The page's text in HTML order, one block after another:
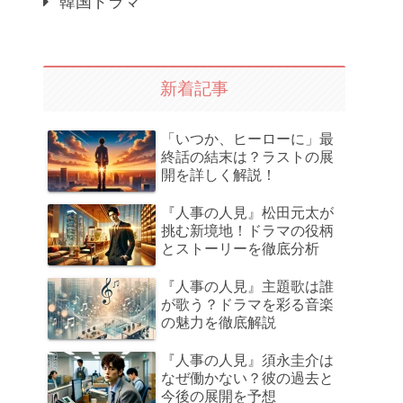
新着記事
「いつか、ヒーローに」最
終話の結末は？ラストの展
開を詳しく解説！
『人事の人見』松田元太が
挑む新境地！ドラマの役柄
とストーリーを徹底分析
『人事の人見』主題歌は誰
が歌う？ドラマを彩る音楽
の魅力を徹底解説
『人事の人見』須永圭介は
なぜ働かない？彼の過去と
今後の展開を予想